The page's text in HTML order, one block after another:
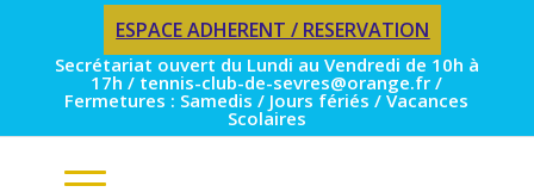
ESPACE ADHERENT / RESERVATION
Secrétariat ouvert du Lundi au Vendredi de 10h à
17h / tennis-club-de-sevres@orange.fr /
Fermetures : Samedis / Jours fériés / Vacances
Scolaires